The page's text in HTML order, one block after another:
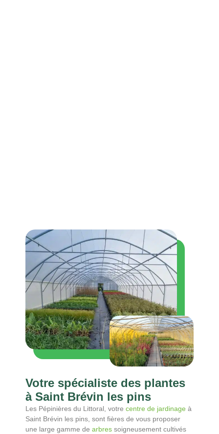
Votre spécialiste des plantes
à Saint Brévin les pins
Les Pépinières du Littoral, votre centre de jardinageà
Saint Brévin les pins, sont fières de vous proposer
une large gamme de arbressoigneusement cultivés